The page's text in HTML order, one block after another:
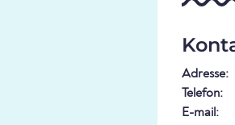
Adresse:
Telefon:
E-mail: